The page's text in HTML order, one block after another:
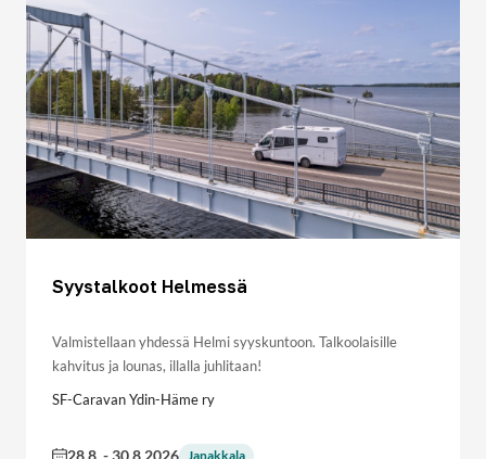
Syystalkoot Helmessä
Valmistellaan yhdessä Helmi syyskuntoon. Talkoolaisille
kahvitus ja lounas, illalla juhlitaan!
SF-Caravan Ydin-Häme ry
Janakkala